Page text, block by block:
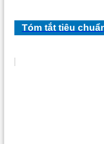
Tóm tắt tiêu